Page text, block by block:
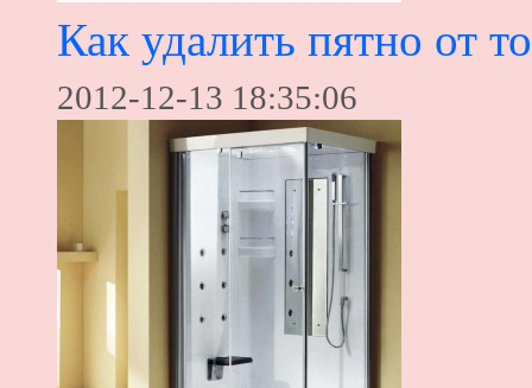
Как удалить пятно от
2012-12-13 18:35:06